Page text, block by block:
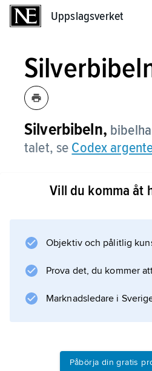
Uppslagsverket
Silverbibeln,
talet, se Codex
Vill du komma åt
Objektiv och pålitlig
Prova det, du kommer
Marknadsledare i
Påbörja din gratis